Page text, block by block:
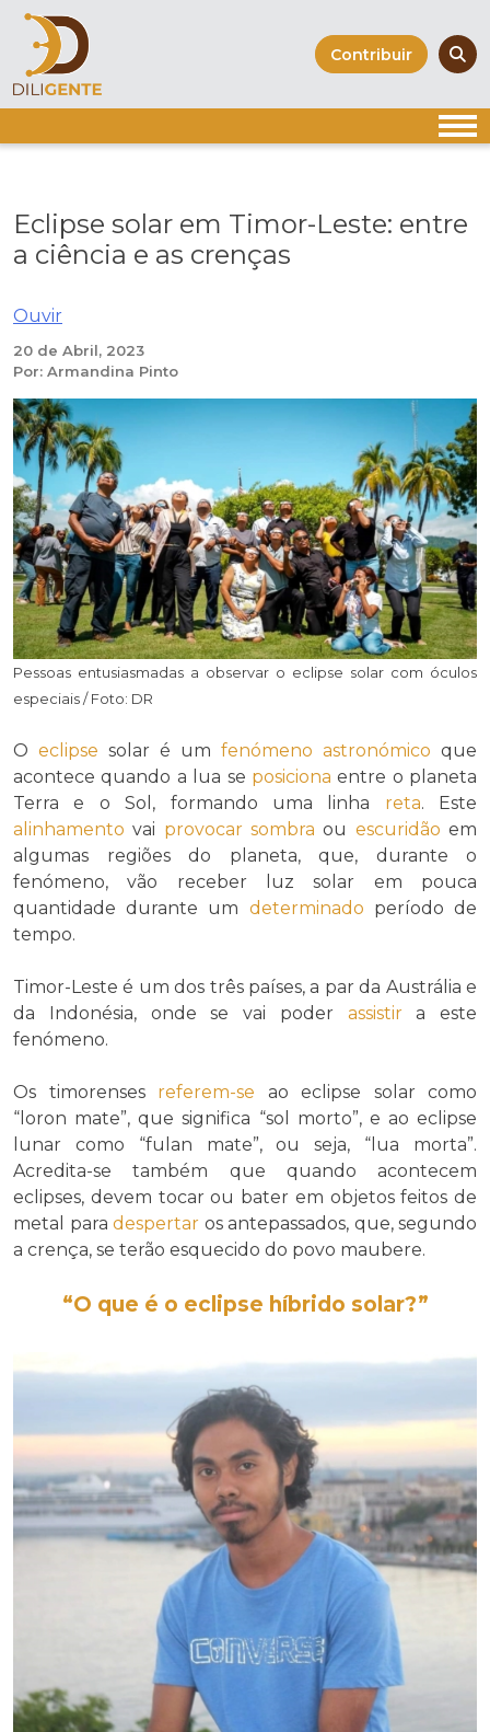
Skip
content
Contribuir
Eclipse solar em Timor-Leste: entre
a ciência e as crenças
Ouvir
20 de Abril, 2023
Por: Armandina Pinto
Pessoas entusiasmadas a observar o eclipse solar com óculos
especiais / Foto: DR
O eclipse solar é um fenómeno astronómico que
acontece quando a lua se posiciona entre o planeta
Terra e o Sol, formando uma linha reta. Este
alinhamento vai provocar sombra ou escuridão em
algumas regiões do planeta, que, durante o
fenómeno, vão receber luz solar em pouca
quantidade durante um determinado período de
tempo.
Timor-Leste é um dos três países, a par da Austrália e
da Indonésia, onde se vai poder assistira este
fenómeno.
Os timorenses referem-se ao eclipse solar como
“loron mate”, que significa “sol morto”, e ao eclipse
lunar como “fulan mate”, ou seja, “lua morta”.
Acredita-se também que quando acontecem
eclipses, devem tocar ou bater em objetos feitos de
metal para despertar os antepassados, que, segundo
a crença, se terão esquecido do povo maubere.
“O que é o eclipse híbrido solar?”